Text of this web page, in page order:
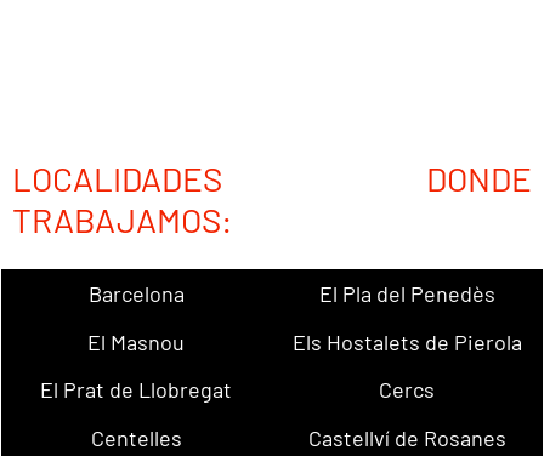
LOCALIDADES DONDE
TRABAJAMOS:
Barcelona
El Pla del Penedès
El Masnou
Els Hostalets de Pierola
El Prat de Llobregat
Cercs
Centelles
Castellví de Rosanes